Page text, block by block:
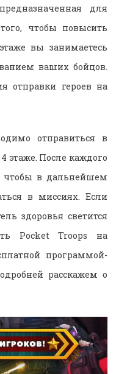
для
чтобы повысить
вы занимаетесь
ваших бойцов.
отправки героев на
отправиться в
этаже. После каждого
чтобы в дальнейшем
в миссиях. Если
здоровья светится
Pocket Troops на
программой-
расскажем о